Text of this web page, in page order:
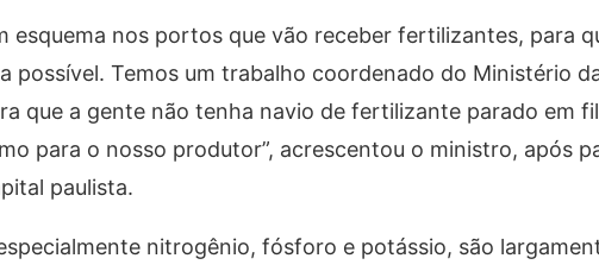
esquema nos portos que vão receber fertilizantes, para
possível. Temos um trabalho coordenado do Ministério
que a gente não tenha navio de fertilizante parado em
para o nosso produtor”, acrescentou o ministro, após
paulista.
nitrogênio, fósforo e potássio, são